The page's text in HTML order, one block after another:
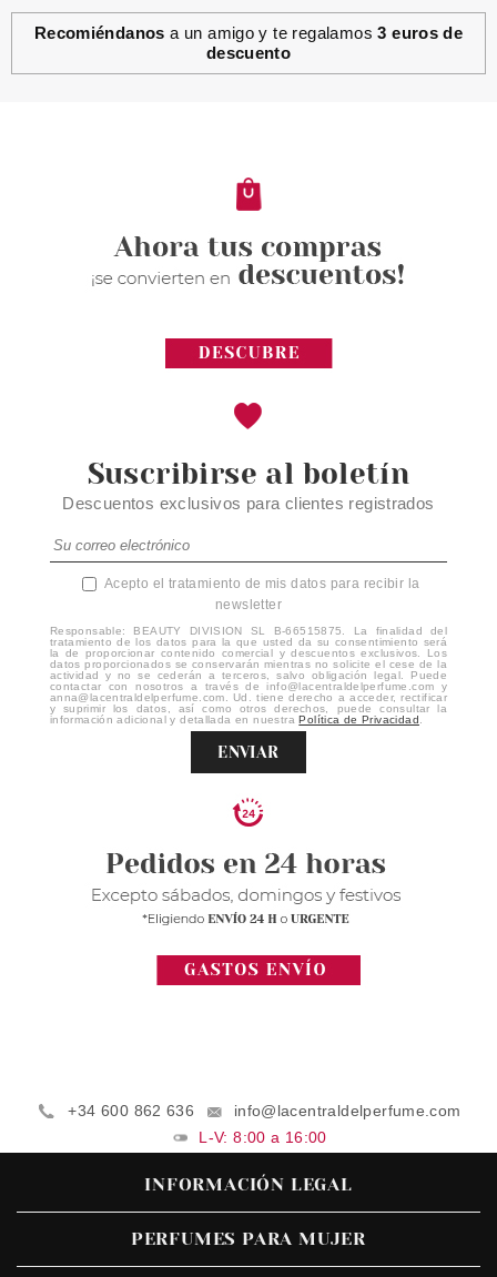
ECOTOOLS
10.50€
Recomiéndanos a un amigo y te regalamos3 euros de
descuento
Suscribirse al boletín
Descuentos exclusivos para clientes registrados
Acepto el tratamiento de mis datos para recibir la
newsletter
Responsable: BEAUTY DIVISION SL B-66515875. La finalidad del
tratamiento de los datos para la que usted da su consentimiento será
la de proporcionar contenido comercial y descuentos exclusivos. Los
datos proporcionados se conservarán mientras no solicite el cese de la
actividad y no se cederán a terceros, salvo obligación legal. Puede
contactar con nosotros a través de info@lacentraldelperfume.com y
anna@lacentraldelperfume.com. Ud. tiene derecho a acceder, rectificar
y suprimir los datos, así como otros derechos, puede consultar la
información adicional y detallada en nuestraPolítica de Privacidad
ENVIAR
+34 600 862 636
info@lacentraldelperfume.com
L-V: 8:00 a 16:00
INFORMACIÓN LEGAL
PERFUMES PARA MUJER